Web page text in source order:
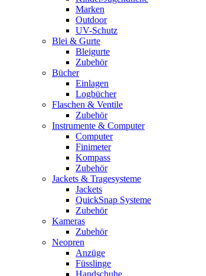
Marken
Outdoor
UV-Schutz
Blei & Gurte
Bleigurte
Zubehör
Bücher
Einlagen
Logbücher
Flaschen & Ventile
Zubehör
Instrumente & Computer
Computer
Finimeter
Kompass
Zubehör
Jackets & Tragesysteme
Jackets
QuickSnap Systeme
Zubehör
Kameras
Zubehör
Neopren
Anzüge
Füsslinge
Handschuhe